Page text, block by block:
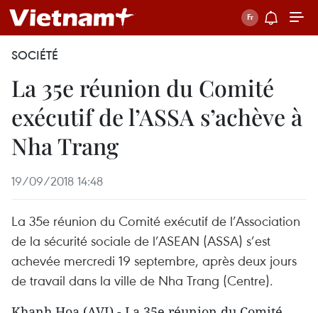
SOCIÉTÉ
La 35e réunion du Comité
exécutif de l’ASSA s’achève à
Nha Trang
19/09/2018 14:48
La 35e réunion du Comité exécutif de l’Association
de la sécurité sociale de l’ASEAN (ASSA) s’est
achevée mercredi 19 septembre, après deux jours
de travail dans la ville de Nha Trang (Centre).